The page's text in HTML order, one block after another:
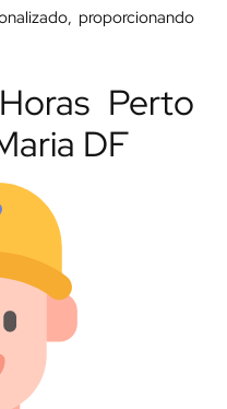
proporcionando
Perto
DF